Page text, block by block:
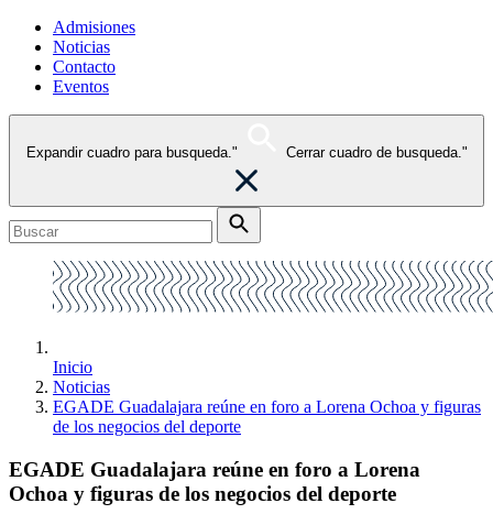
Admisiones
Noticias
Contacto
Eventos
Expandir cuadro para busqueda." Cerrar cuadro de busqueda."
Inicio
Noticias
EGADE Guadalajara reúne en foro a Lorena Ochoa y figuras
de los negocios del deporte
EGADE Guadalajara reúne en foro a Lorena
Ochoa y figuras de los negocios del deporte